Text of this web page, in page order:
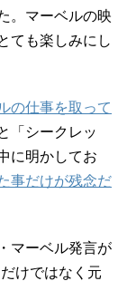
。マーベルの映
ても楽しみにし
の仕事を取って
「シークレッ
に明かしてお
事だけが残念だ
マーベル発言が
けではなく元